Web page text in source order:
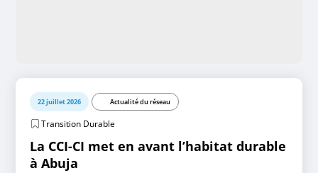
22 juillet 2026 Actualité du réseau
Transition Durable
La CCI-CI met en avant l’habitat durable
à Abuja